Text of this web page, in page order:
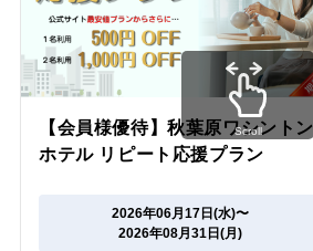
【会員様優待】秋葉原ワシントン
ホテル リピート応援プラン
2026年06月17日(水)〜
2026年08月31日(月)
Scroll